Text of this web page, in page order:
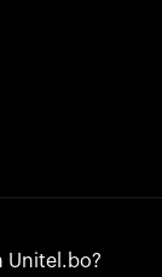
Unitel.bo?